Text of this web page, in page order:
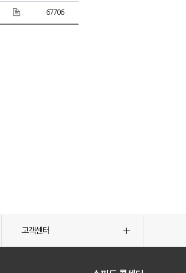
67706
고객센터